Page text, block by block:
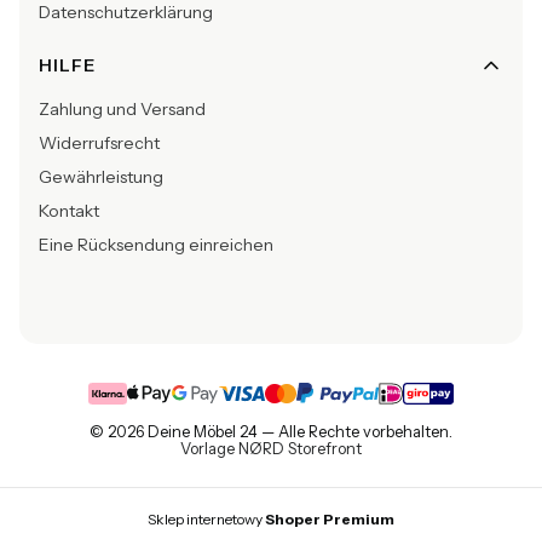
Datenschutzerklärung
HILFE
Zahlung und Versand
Widerrufsrecht
Gewährleistung
Kontakt
Eine Rücksendung einreichen
© 2026 Deine Möbel 24 — Alle Rechte vorbehalten.
Vorlage NØRD Storefront
Sklep internetowyShoper Premium